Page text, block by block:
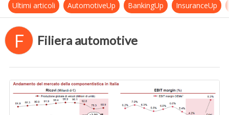
Ultimi articoli AutomotiveUp BankingUp InsuranceUp
F Filiera automotive